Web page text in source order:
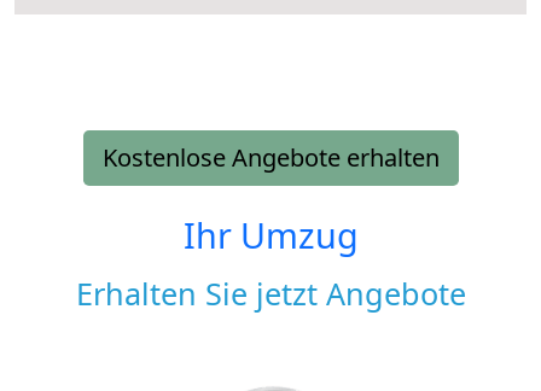
Kostenlose Angebote erhalten
Ihr Umzug
Erhalten Sie jetzt Angebote